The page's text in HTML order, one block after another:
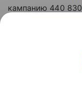
кампанию 440
безопасности. В
ошибки ПО
Odyssey могли